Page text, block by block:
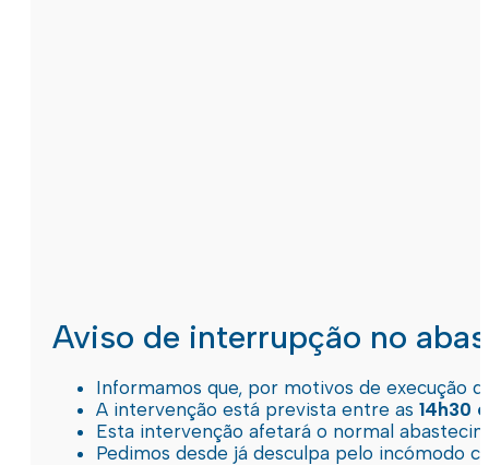
Aviso de interrupção no
Informamos que, por motivos de execução
A intervenção está prevista entre as 14h30
Esta intervenção afetará o normal
Pedimos desde já desculpa pelo incómodo